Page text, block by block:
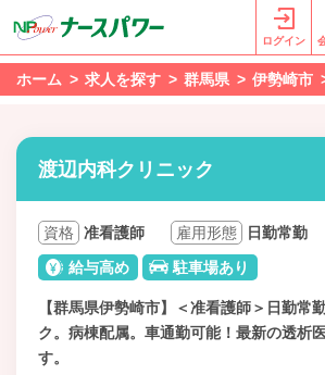
ログイン
ホーム 求人を探す 群馬県 伊勢崎市
渡辺内科クリニック
資格 准看護師 雇用形態
日勤常勤
給与高め
駐車場あり
【群馬県伊勢崎市】＜准看護師＞日勤常
ク。病棟配属。車通勤可能！最新の透析
す。